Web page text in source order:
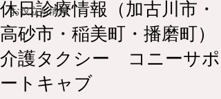
お役立ち情報
休日診療情報（加古川市・
高砂市・稲美町・播磨町）
介護タクシー コニーサポ
ートキャブ